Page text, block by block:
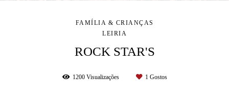
FAMÍLIA & CRIANÇAS
LEIRIA
ROCK STAR'S
1200Visualizações 1 Gostos